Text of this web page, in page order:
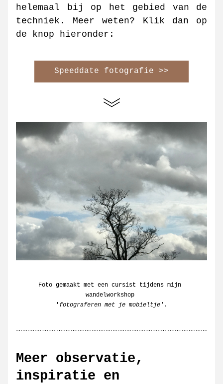
helemaal bij op het gebied van de
techniek. Meer weten? Klik dan op
de knop hieronder:
Speeddate fotografie >>
Foto gemaakt met een cursist tijdens mijn
wandelworkshop
' fotograferen met je mobieltje'.
Meer observatie,
inspiratie en